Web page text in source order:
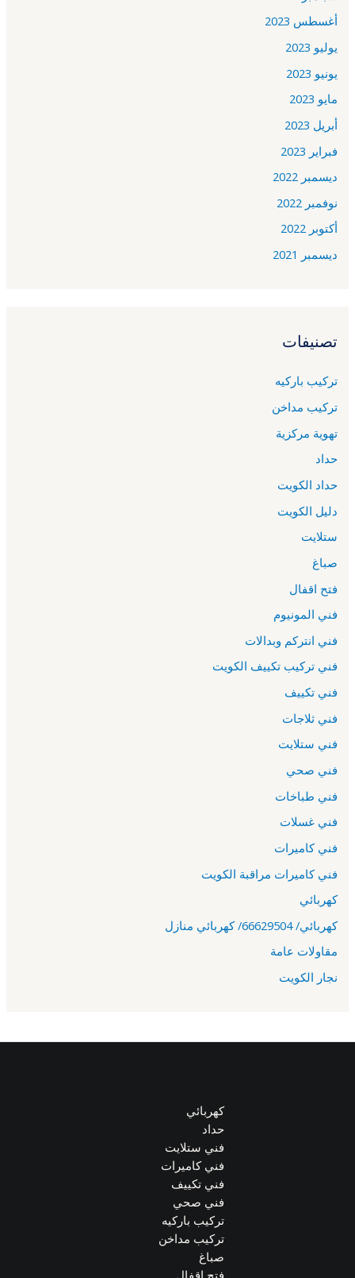
أغسطس 2023
يوليو 2023
يونيو 2023
مايو 2023
أبريل 2023
فبراير 2023
ديسمبر 2022
نوفمبر 2022
أكتوبر 2022
ديسمبر 2021
تصنيفات
تركيب باركيه
تركيب مداخن
تهوية مركزية
حداد
حداد الكويت
دليل الكويت
ستلايت
صباغ
فتح اقفال
فني المونيوم
فني انتركم وبدالات
فني تركيب تكييف الكويت
فني تكييف
فني ثلاجات
فني ستلايت
فني صحي
فني طباخات
فني غسلات
فني كاميرات
فني كاميرات مراقبة الكويت
كهربائي
كهربائي/ 66629504/ كهربائي منازل
مقاولات عامة
نجار الكويت
كهربائي
حداد
فني ستلايت
فني كاميرات
فني تكييف
فني صحي
تركيب باركيه
تركيب مداخن
صباغ
فتح اقفال